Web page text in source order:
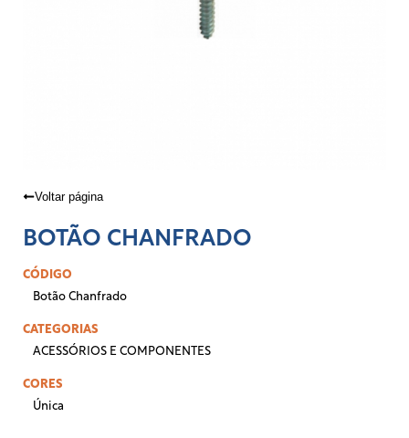
Voltar página
BOTÃO CHANFRADO
CÓDIGO
Botão Chanfrado
CATEGORIAS
ACESSÓRIOS E COMPONENTES
CORES
Única